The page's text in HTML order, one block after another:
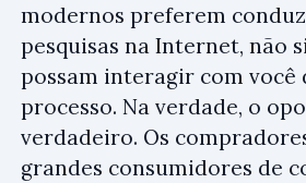
modernos preferem
pesquisas na Internet, não
possam interagir com você
processo. Na verdade, o
verdadeiro. Os
grandes consumidores de